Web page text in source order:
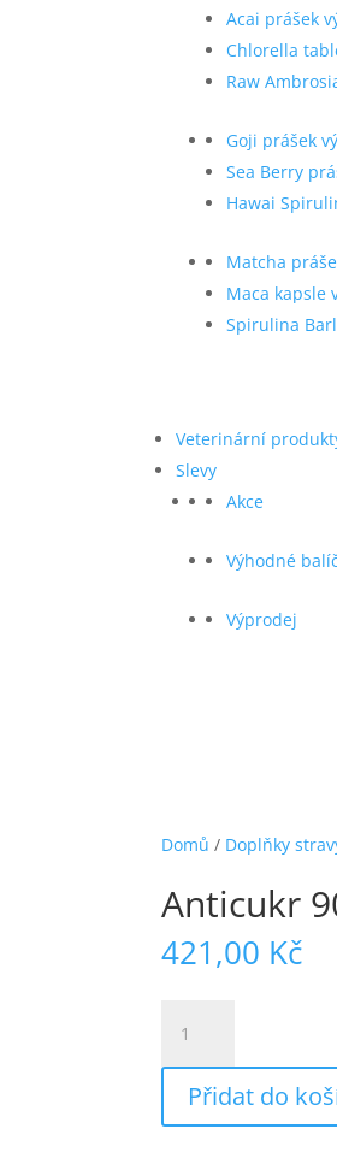
Acai prášek
Chlorella
Raw
Goji prášek
Sea Berry
Hawai
Matcha
Maca kapsle
Spirulina
Veterinární
Slevy
Akce
Výhodné
Výprodej
Domů / Doplňky
Anticukr
421,00 Kč
tablet
množství
Přidat do